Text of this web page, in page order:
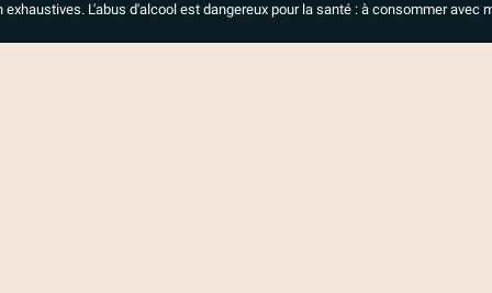
exhaustives. L'abus d'alcool est dangereux pour la santé : à consommer avec